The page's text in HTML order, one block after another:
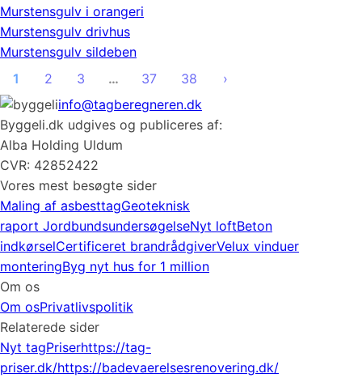
Murstensgulv i orangeri
Murstensgulv drivhus
Murstensgulv sildeben
1
2 3 … 37 38
›
info@tagberegneren.dk
Byggeli.dk udgives og publiceres af:
Alba Holding Uldum
CVR: 42852422
Vores mest besøgte sider
Maling af asbesttagGeoteknisk
raport JordbundsundersøgelseNyt loftBeton
indkørselCertificeret brandrådgiverVelux vinduer
monteringByg nyt hus for 1 million
Om os
Om osPrivatlivspolitik
Relaterede sider
Nyt tagPriserhttps://tag-
priser.dk/https://badevaerelsesrenovering.dk/